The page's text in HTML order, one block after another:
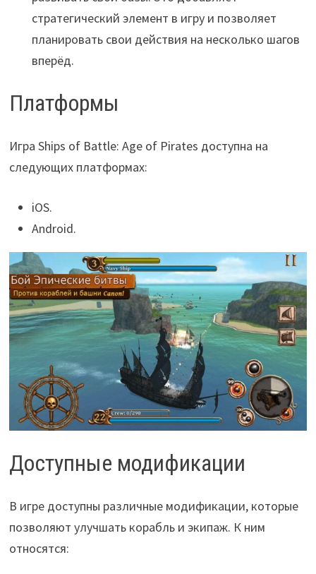
стратегический элемент в игру и позволяет
планировать свои действия на несколько шагов
вперёд.
Платформы
Игра Ships of Battle: Age of Pirates доступна на
следующих платформах:
iOS.
Android.
Доступные модификации
В игре доступны различные модификации, которые
позволяют улучшать корабль и экипаж. К ним
относятся: